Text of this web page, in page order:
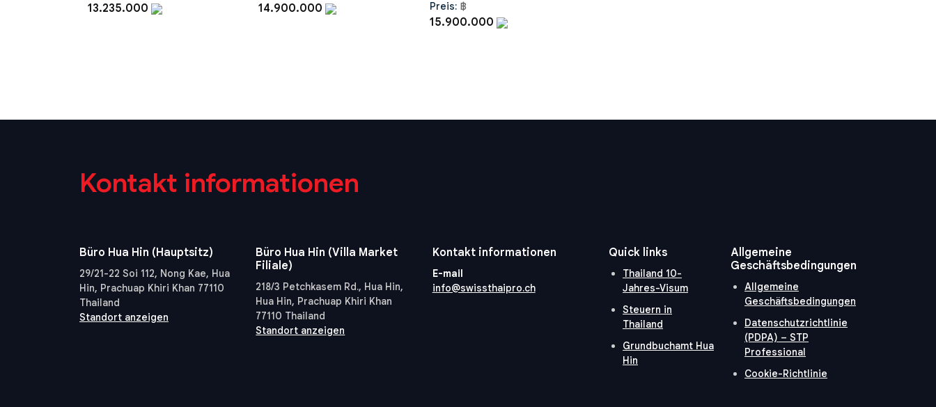
13.235.000 14.900.000 Preis:฿
15.900.000
Kontakt informationen
Büro Hua Hin (Hauptsitz)
29/21-22 Soi 112, Nong Kae, Hua
Hin, Prachuap Khiri Khan 77110
Thailand
Standort anzeigen
Büro Hua Hin (Villa Market
Filiale)
218/3 Petchkasem Rd., Hua Hin,
Hua Hin, Prachuap Khiri Khan
77110 Thailand
Standort anzeigen
Kontakt informationen
E-mail
info@swissthaipro.ch
Quick links
Thailand 10-
Jahres-Visum
Steuern in
Thailand
Grundbuchamt Hua
Hin
Allgemeine
Geschäftsbedingungen
Allgemeine
Geschäftsbedingungen
Datenschutzrichtlinie
(PDPA) – STP
Professional
Cookie-Richtlinie